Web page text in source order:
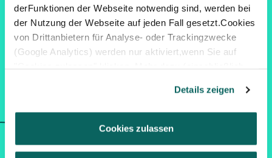
derFunktionen der Webseite notwendig sind, werden bei
der Nutzung der Webseite auf jeden Fall gesetzt.Cookies
von Drittanbietern für Analyse- oder Trackingzwecke
(Google Analytics) werden nur aktiviert,wenn Sie auf
Datenschutzerklärung—
Impressum.
Details zeigen
Cookies zulassen